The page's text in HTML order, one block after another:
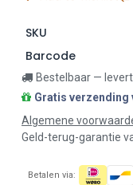
SKU
Barcode
Bestelbaar —
Gratis verzending
Algemene
Geld-terug-garantie
Betalen via: